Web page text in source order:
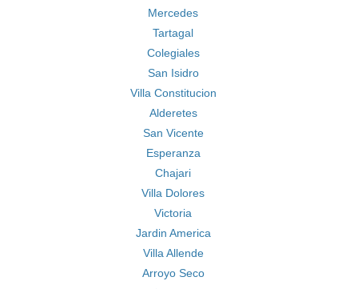
Mercedes
Tartagal
Colegiales
San Isidro
Villa Constitucion
Alderetes
San Vicente
Esperanza
Chajari
Villa Dolores
Victoria
Jardin America
Villa Allende
Arroyo Seco